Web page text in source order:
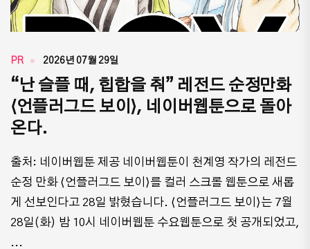
PR 2026년 07월 29일
“난 슬플 때, 힙합을 춰” 레전드 순정만화
⟨언플러그드 보이⟩, 네이버웹툰으로 돌아
온다.
출처: 네이버웹툰 제공 네이버웹툰이 천계영 작가의 레전드
순정 만화 ⟨언플러그드 보이⟩를 컬러 스크롤 웹툰으로 새롭
게 선보인다고 28일 밝혔습니다. ⟨언플러그드 보이⟩는 7월
28일(화) 밤 10시 네이버웹툰 수요웹툰으로 첫 공개되었고,
...